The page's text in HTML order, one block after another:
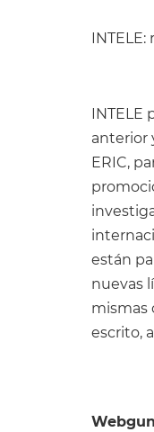
INTELE
anterior
ERIC,
están
nuevas
mismas
escrito,